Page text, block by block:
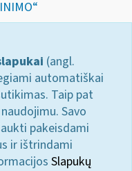
(angl.
automatiškai
Taip pat
Savo
pakeisdami
ir ištrindami
Slapukų